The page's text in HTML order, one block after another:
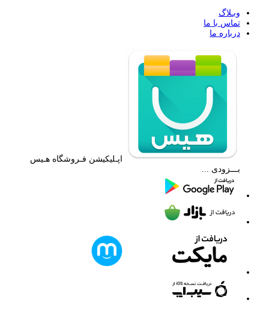
وبـلاگ
تماس با ما
درباره ما
اپـلیکیشن فـروشگاه هـیس
بـــزودی ...